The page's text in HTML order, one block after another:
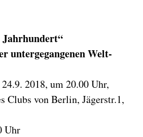
Jahrhundert“
untergegangenen Welt-
2018, um 20.00 Uhr,
Clubs von Berlin, Jägerstr.1,
Uhr